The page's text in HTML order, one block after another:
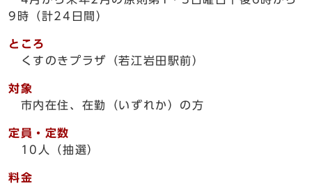
9時（計24日間）
ところ
くすのきプラザ（若江岩田駅前）
対象
市内在住、在勤（いずれか）の方
定員・定数
10人（抽選）
料金